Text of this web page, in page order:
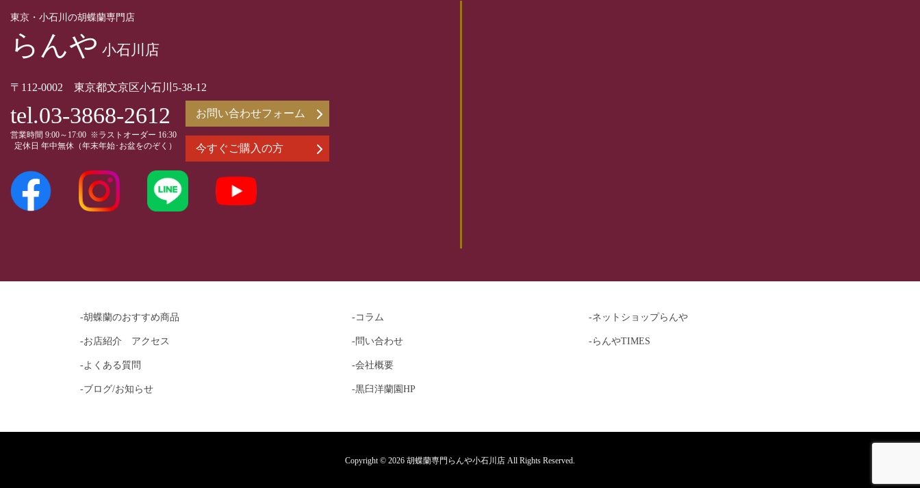
東京・小石川の胡蝶蘭専門店
らんや 小石川店
〒112-0002 東京都文京区小石川5-38-12
tel.03-3868-2612
営業時間 9:00～17:00 ※ラストオーダー 16:30
定休日 年中無休（年末年始･お盆をのぞく）
お問い合わせフォーム
今すぐご購入の方
-胡蝶蘭のおすすめ商品
-お店紹介 アクセス
-よくある質問
-ブログ/お知らせ
-コラム
-問い合わせ
-会社概要
-黒臼洋蘭園HP
-ネットショップらんや
-らんやTIMES
Copyright © 2026 胡蝶蘭専門らんや小石川店 All Rights Reserved.